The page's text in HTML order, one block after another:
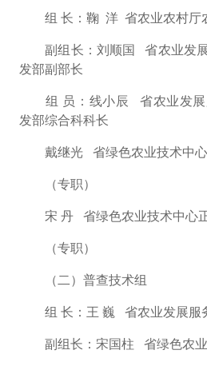
组 长：鞠 洋 省农业农村厅
副组长： 刘顺国
省农业发
发部副部长
组 员： 线小辰
省农业发
发部综合科科长
戴继光 省绿色农业技术中
（专职）
宋 丹 省绿色农业技术中心
（专职）
（二）普查技术组
组 长： 王 巍 省农业发展服
副组长：宋国柱 省绿色农